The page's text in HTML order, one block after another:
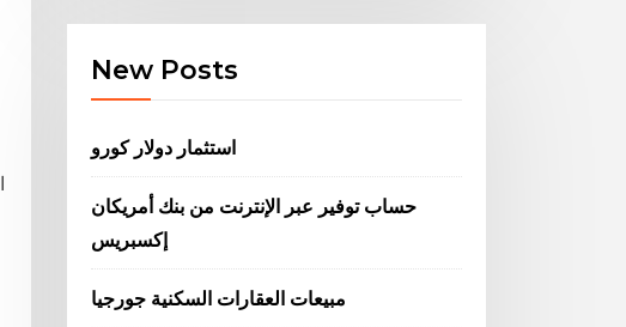
New Posts
استثمار دولار كورو
حساب توفير عبر الإنترنت من بنك أمريكان
إكسبريس
مبيعات العقارات السكنية جورجيا